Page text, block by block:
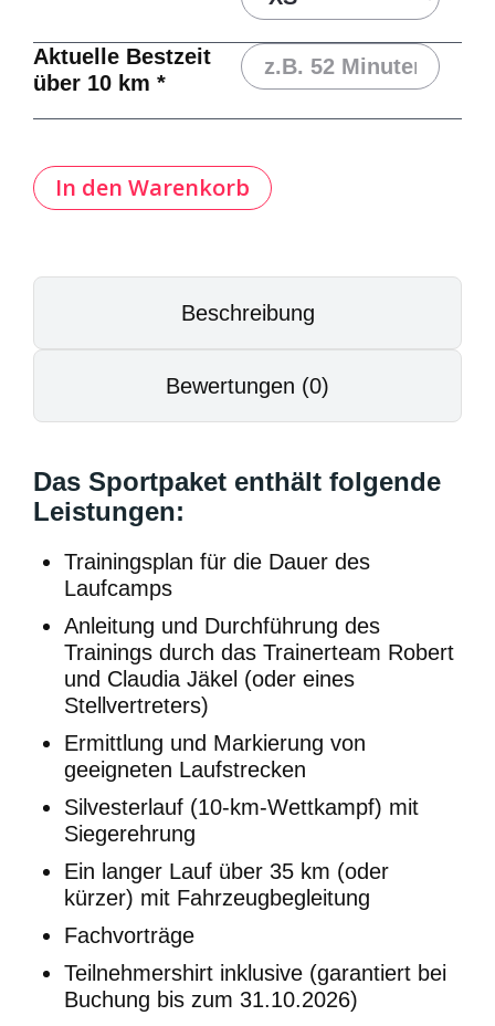
Aktuelle Bestzeit
über 10 km *
Sportpaket
2026/2027
In den Warenkorb
Beschreibung
Bewertungen (0)
Das Sportpaket enthält folgende
Leistungen:
Trainingsplan für die Dauer des
Laufcamps
Anleitung und Durchführung des
Trainings durch das Trainerteam Robert
und Claudia Jäkel (oder eines
Stellvertreters)
Ermittlung und Markierung von
geeigneten Laufstrecken
Silvesterlauf (10-km-Wettkampf) mit
Siegerehrung
Ein langer Lauf über 35 km (oder
kürzer) mit Fahrzeugbegleitung
Fachvorträge
Teilnehmershirt inklusive (garantiert bei
Buchung bis zum 31.10.2026)